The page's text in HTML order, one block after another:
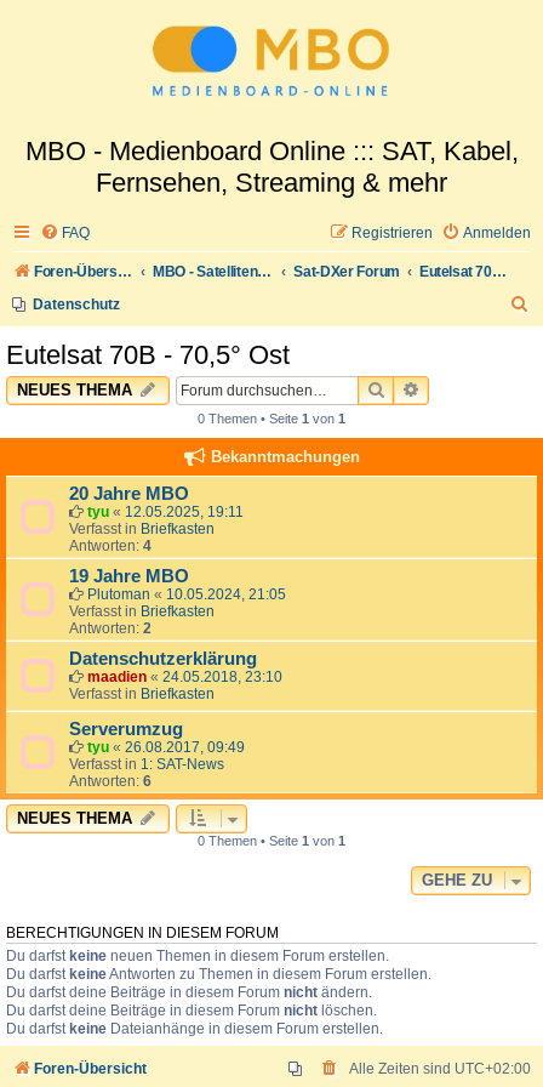
MBO - Medienboard Online ::: SAT, Kabel,
Fernsehen, Streaming & mehr
FAQ Anmelden
Registrieren
Foren-Übersicht MBO - Satellitenwelt Sat-DXer Forum
Eutelsat 70B - 70,5° Ost
Datenschutz
Eutelsat 70B - 70,5° Ost
NEUES THEMA SUCHEERWEITERTE
0 Themen • Seite 1 von 1
Bekanntmachungen
20 Jahre MBO
tyu « 12.05.2025, 19:11
Verfasst in Briefkasten
Antworten: 4
19 Jahre MBO
Plutoman « 10.05.2024, 21:05
Verfasst in Briefkasten
Antworten: 2
Datenschutzerklärung
maadien « 24.05.2018, 23:10
Verfasst in Briefkasten
Serverumzug
tyu « 26.08.2017, 09:49
Verfasst in 1: SAT-News
Antworten: 6
NEUES THEMA
0 Themen • Seite 1 von 1
GEHE ZU
BERECHTIGUNGEN IN DIESEM FORUM
Du darfst keine neuen Themen in diesem Forum erstellen.
Du darfst keineAntworten zu Themen in diesem Forum erstellen.
Du darfst deine Beiträge in diesem Forum nicht ändern.
Du darfst deine Beiträge in diesem Forum nicht löschen.
Du darfst keine Dateianhänge in diesem Forum erstellen.
Foren-Übersicht Alle Zeiten sind UTC+02:00